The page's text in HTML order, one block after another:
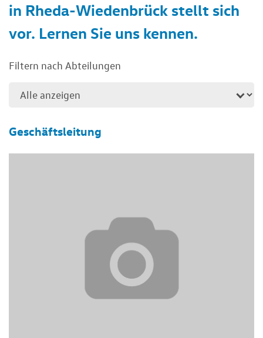
in Rheda-Wiedenbrück stellt sich
vor. Lernen Sie uns kennen.
Filtern nach Abteilungen
Geschäftsleitung